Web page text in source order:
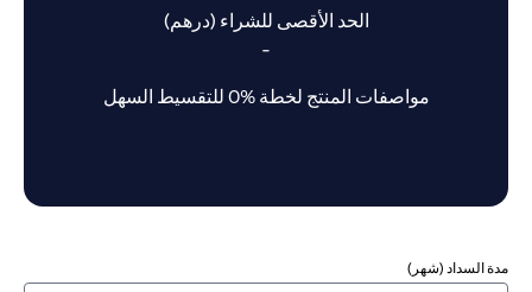
الحد الأقصى للشراء (درهم)
-
مواصفات المنتج لخطة %0 للتقسيط السهل
مدة السداد (شهر)